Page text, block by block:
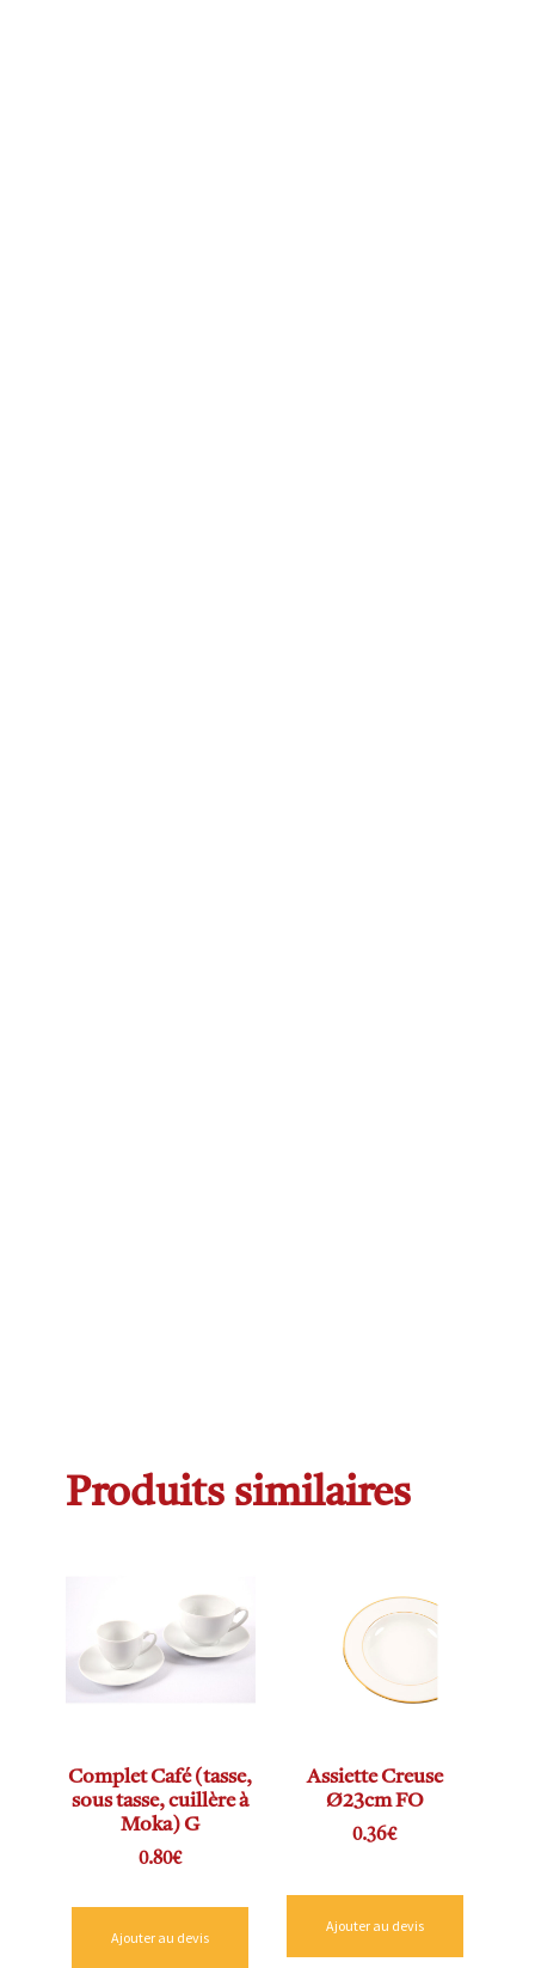
Produits similaires
Complet Café (tasse,
sous tasse, cuillère à
Moka) G
0.80€
Ajouter au devis
Assiette Creuse
Ø23cm FO
0.36€
Ajouter au devis